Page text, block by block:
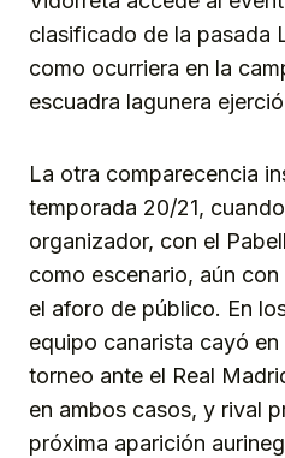
clasificado de la pasada
como ocurriera en la
escuadra lagunera
La otra comparecencia
temporada 20/21,
organizador, con el
como escenario, aún
el aforo de público. En
equipo canarista cayó
torneo ante el Real
en ambos casos, y rival
próxima aparición